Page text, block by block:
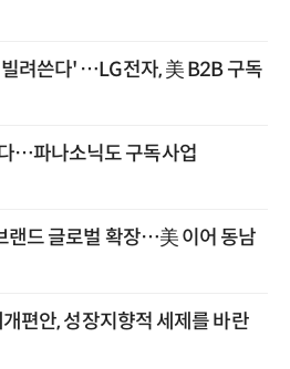
려쓴다' …LG전자, 美 B2B 구독
…파나소닉도 구독사업
랜드 글로벌 확장…美 이어 동남
편안, 성장지향적 세제를 바란